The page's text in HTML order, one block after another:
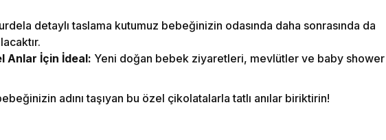
detaylı taslama kutumuz bebeğinizin odasında daha sonrasında da
Anlar İçin İdeal: Yeni doğan bebek ziyaretleri, mevlütler ve baby
adını taşıyan bu özel çikolatalarla tatlı anılar biriktirin!